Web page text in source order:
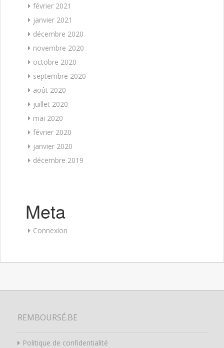
février 2021
janvier 2021
décembre 2020
novembre 2020
octobre 2020
septembre 2020
août 2020
juillet 2020
mai 2020
février 2020
janvier 2020
décembre 2019
Meta
Connexion
REMBOURSÉ.BE
Politique de confidentialité